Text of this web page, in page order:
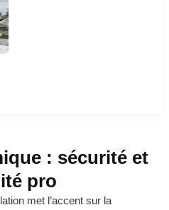
: sécurité et
pro
met l’accent sur la